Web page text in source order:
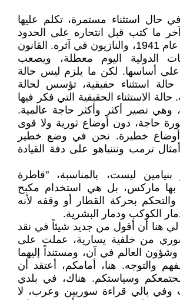
في حال استثناء مستمرة، تكلم عليها
آخر ما كتب قبل انتحاره على الحدود
الفرنسية الإسبانية عام 1941، والنازيون في آثره. القانون
الدولية اليوم معطلة، ويصعب
على أساسها. لكن ما يلزم ليس حالة
استثناء حقيقية، تؤسس لحالة
الاستثناء الحقيقية التي فكر فيها
وهي تصير أكثر وأكثر حاجة عالمية.
حاجة، دون أوضاع ثورية ولا قوى
أوضاع خطيرة. نحن في وضع خطير
ترمب ونتنياهو على دفة القيادة
ليست، بالمناسبة، "قاطرة
بها ماركس، بل هي استخدام مكبح
والتحكم بحركة القطار أو وقفه لأنه
الكوكب ودمار البشرية.
هنا أن أقول من جديد شيئاً في نقد
من خلفية يسارية، عملت على
العالم في آن، ومستنداً إليهما
والتوجه. هنا، أمامكم، أعتقد أن
وسياستكم. هناك، في بلدي
وفي بالي قراءة سوريين وعرب، لا